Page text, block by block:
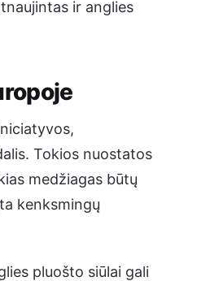
ir anglies
Tokios nuostatos
medžiagas būtų
kenksmingų
pluošto siūlai gali